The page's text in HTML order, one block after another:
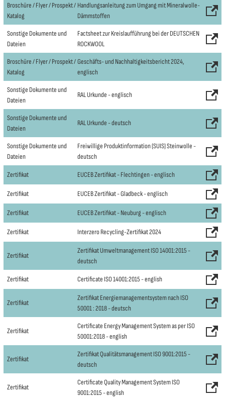
Broschüre / Flyer / Prospekt /
Katalog
Handlungsanleitung zum Umgang mit Mineralwolle-
Dämmstoffen
Sonstige Dokumente und
Dateien
Factsheet zur Kreislaufführung bei der DEUTSCHEN
ROCKWOOL
Broschüre / Flyer / Prospekt /
Katalog
Geschäfts- und Nachhaltigkeitsbericht 2024,
englisch
Sonstige Dokumente und
Dateien
RAL Urkunde - englisch
Sonstige Dokumente und
Dateien
RAL Urkunde - deutsch
Sonstige Dokumente und
Dateien
Freiwillige Produktinformation (SUIS) Steinwolle -
deutsch
Zertifikat EUCEB Zertifikat - Flechtingen - englisch
Zertifikat EUCEB Zertifikat - Gladbeck - englisch
Zertifikat EUCEB Zertifikat - Neuburg - englisch
Zertifikat Interzero Recycling-Zertifikat 2024
Zertifikat
Zertifikat Umweltmanagement ISO 14001:2015 -
deutsch
Zertifikat Certificate ISO 14001:2015 - english
Zertifikat
Zertifikat Energiemanagementsystem nach ISO
50001 : 2018 - deutsch
Zertifikat
Certificate Energy Management System as per ISO
50001:2018 - english
Zertifikat
Zertifikat Qualitätsmanagement ISO 9001:2015 -
deutsch
Zertifikat
Certificate Quality Management System ISO
9001:2015 - english